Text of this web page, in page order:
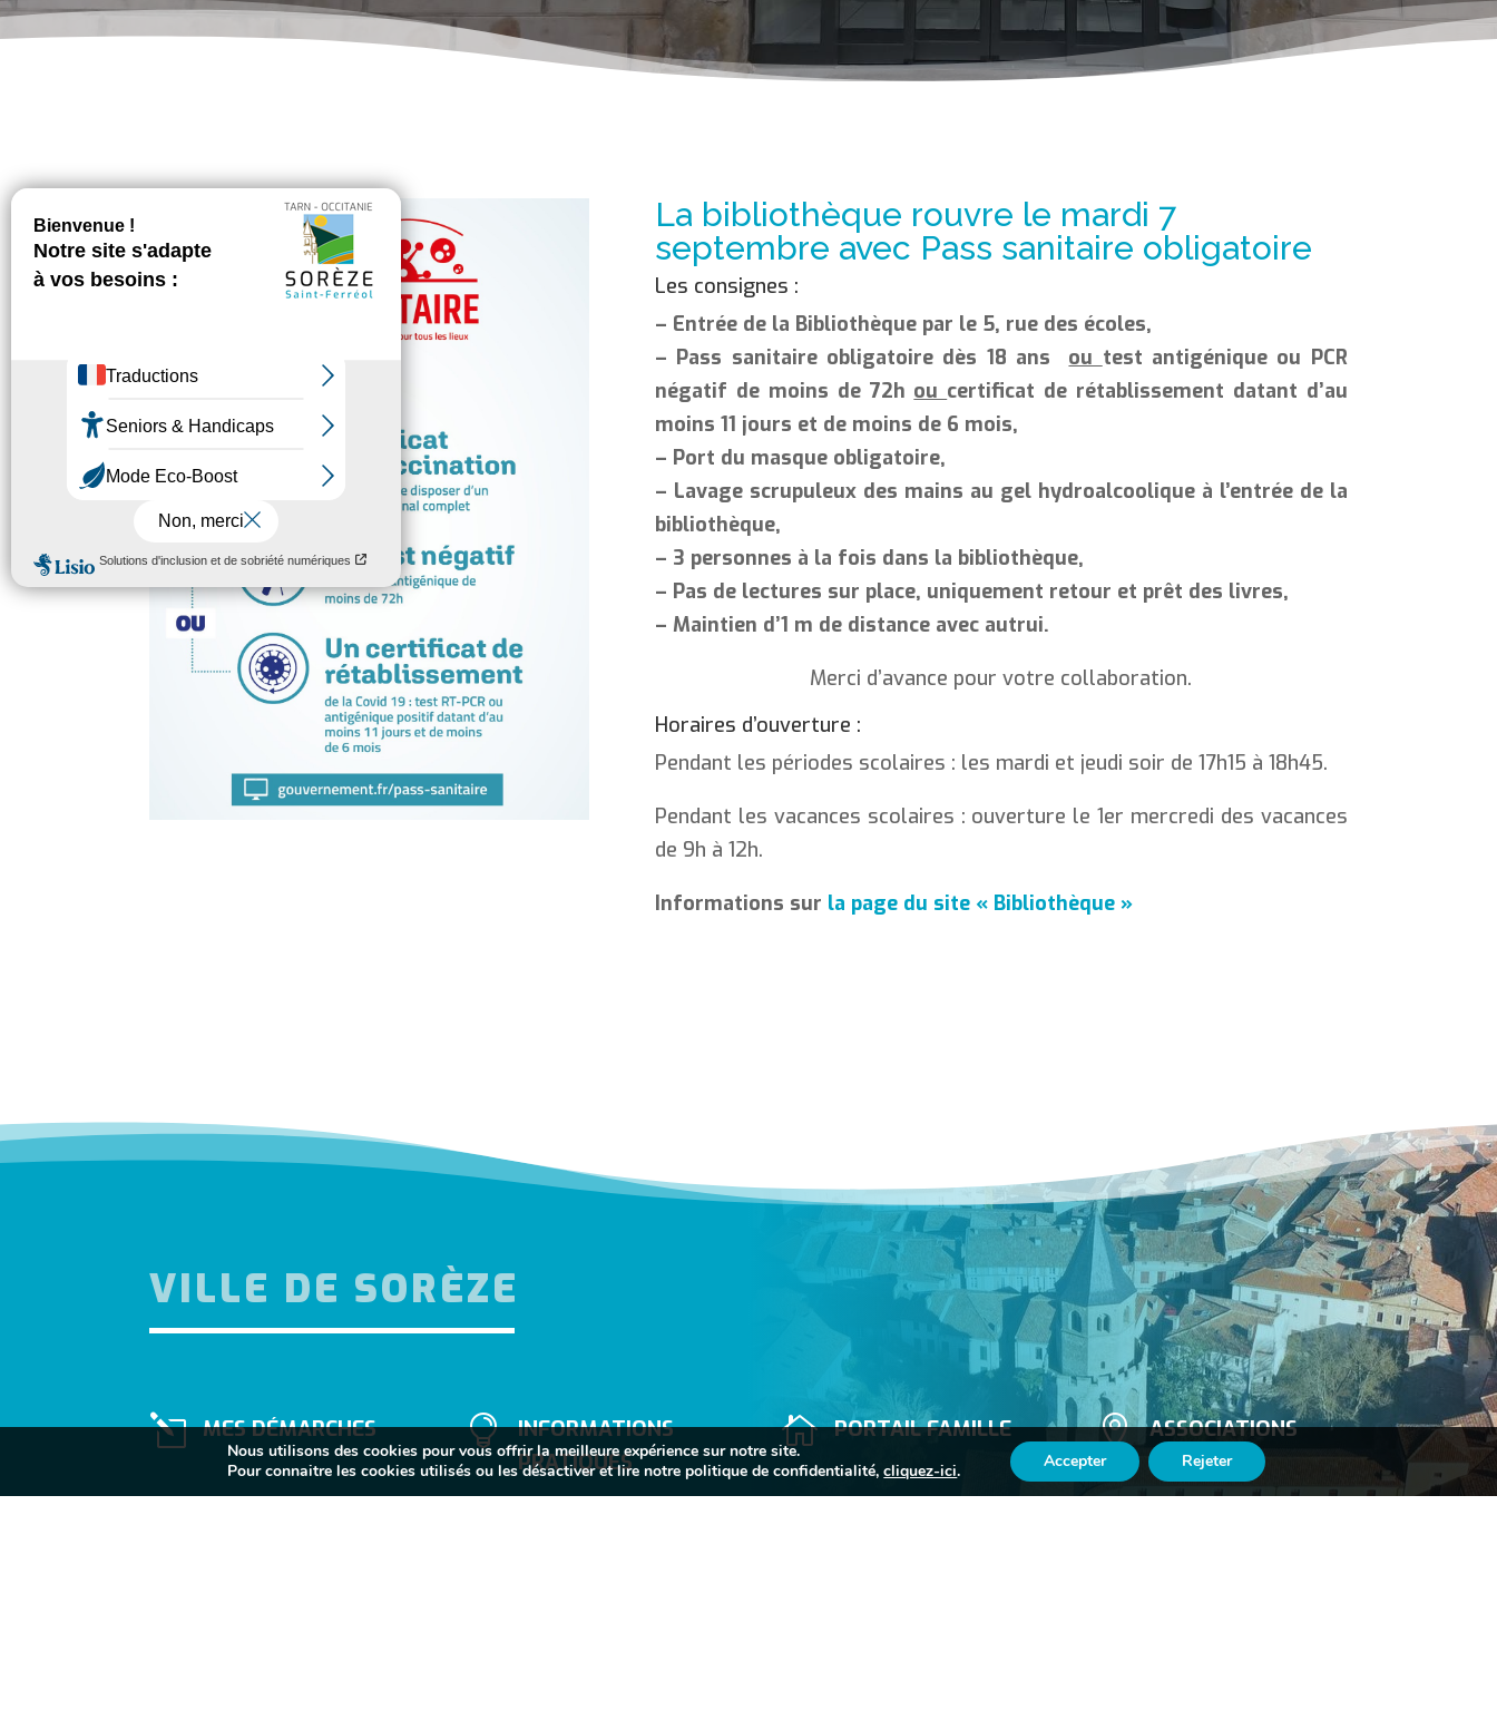
La bibliothèque rouvre le mardi 7
septembre avec Pass sanitaire obligatoire
Les consignes :
– Entrée de la Bibliothèque par le 5, rue des écoles,
– Pass sanitaire obligatoire dès 18 ans ou test antigénique ou PCR
négatif de moins de 72h ou certificat de rétablissement datant d’au
moins 11 jours et de moins de 6 mois,
– Port du masque obligatoire,
– Lavage scrupuleux des mains au gel hydroalcoolique à l’entrée de la
bibliothèque,
– 3 personnes à la fois dans la bibliothèque,
– Pas de lectures sur place, uniquement retour et prêt des livres,
– Maintien d’1 m de distance avec autrui.
Merci d’avance pour votre collaboration.
Horaires d’ouverture :
Pendant les périodes scolaires : les mardi et jeudi soir de 17h15 à 18h45.
Pendant les vacances scolaires : ouverture le 1er mercredi des vacances
de 9h à 12h.
Informations sur la page du site « Bibliothèque »
VILLE DE SORÈZE
l MES DÉMARCHES  INFORMATIONS
PRATIQUES
 PORTAIL FAMILLE  ASSOCIATIONS
Nous utilisons des cookies pour vous offrir la meilleure expérience sur notre site.
Pour connaitre les cookies utilisés ou les désactiver et lire notre politique de confidentialité,cliquez-ici. Accepter Rejeter